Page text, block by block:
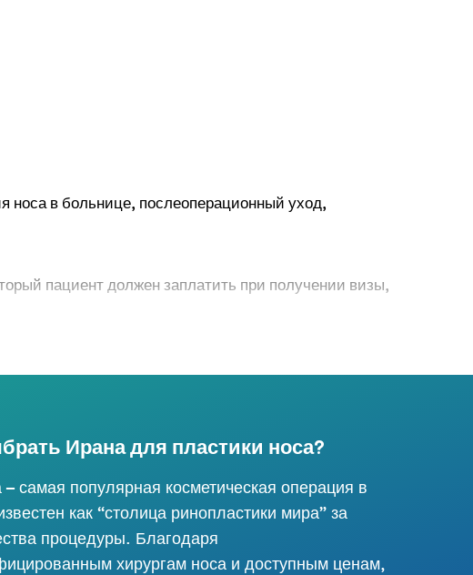
носа в больнице, послеоперационный уход,
пациент должен заплатить при получении визы,
Ирана для пластики носа?
– самая популярная косметическая операция в
как “столица ринопластики мира” за
процедуры. Благодаря
хирургам носа и доступным ценам,